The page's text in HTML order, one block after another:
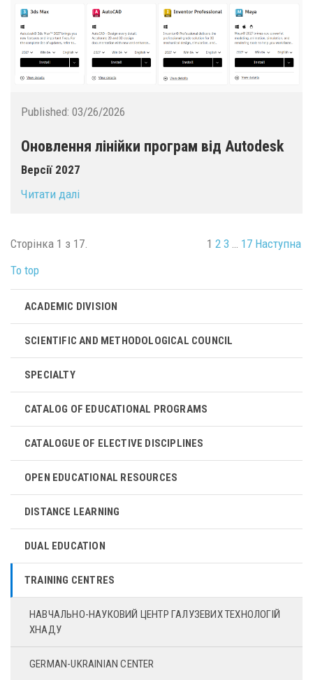
Published: 03/26/2026
Оновлення лінійки програм від Autodesk
Версії 2027
Читати далі
Сторінка 1 з 17. 1 2 3 17 Наступна
To top
ACADEMIC DIVISION
SCIENTIFIC AND METHODOLOGICAL COUNCIL
SPECIALTY
CATALOG OF EDUCATIONAL PROGRAMS
CATALOGUE OF ELECTIVE DISCIPLINES
OPEN EDUCATIONAL RESOURCES
DISTANCE LEARNING
DUAL EDUCATION
TRAINING CENTRES
НАВЧАЛЬНО-НАУКОВИЙ ЦЕНТР ГАЛУЗЕВИХ ТЕХНОЛОГІЙ
ХНАДУ
GERMAN-UKRAINIAN CENTER